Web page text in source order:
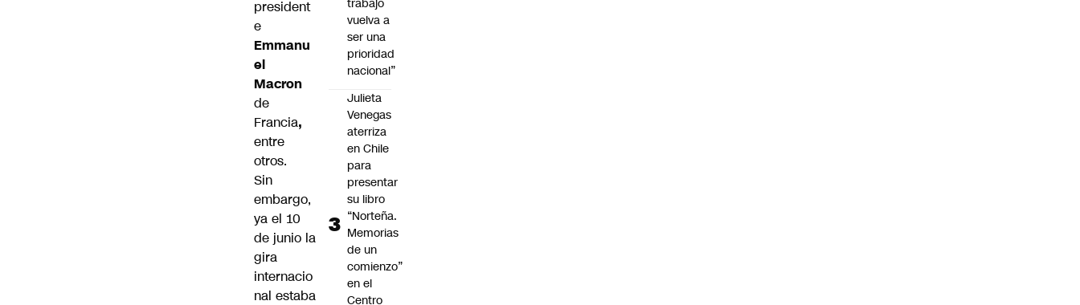
president
e
Emmanu
el
Macron
de
Francia,
entre
otros.
Sin
embargo,
ya el 10
de junio la
gira
internacio
nal estaba
trabajo
vuelva a
ser una
prioridad
nacional”
Julieta
Venegas
aterriza
en Chile
para
presentar
su libro
“Norteña.
Memorias
de un
comienzo”
en el
Centro